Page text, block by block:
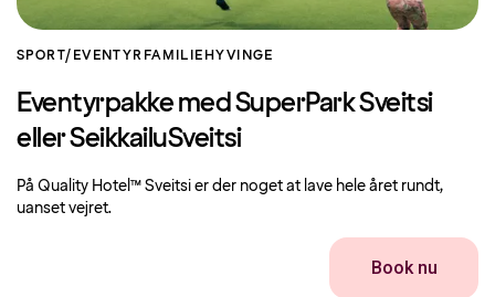
SPORT/EVENTYR FAMILIE HYVINGE
Eventyrpakke med SuperPark Sveitsi
eller SeikkailuSveitsi
På Quality Hotel™ Sveitsi er der noget at lave hele året rundt,
uanset vejret.
Book nu